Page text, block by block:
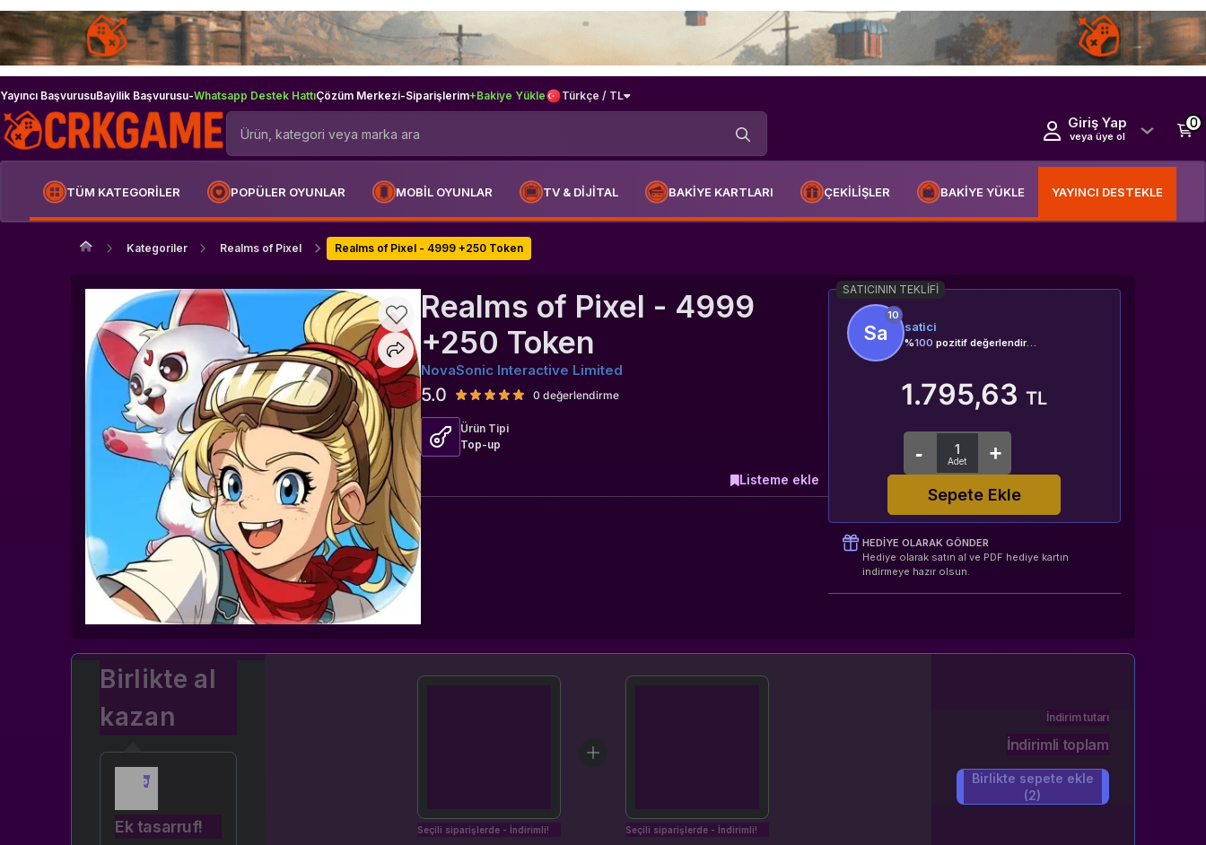
Yayıncı BaşvurusuBayilik Başvurusu-Whatsapp Destek HattıÇözüm Merkezi-Siparişlerim+Bakiye Yükle Türkçe / TL
Giriş Yap
veya üye ol
0
TÜM KATEGORİLER POPÜLER OYUNLAR MOBİL OYUNLAR TV & DİJİTAL BAKİYE KARTLARI ÇEKİLİŞLER BAKİYE YÜKLE YAYINCI DESTEKLE
Kategoriler Realms of Pixel Realms of Pixel - 4999 +250 Token
Realms of Pixel - 4999
+250 Token
NovaSonic Interactive Limited
5.0 0 değerlendirme
Ürün Tipi
Top-up
Listeme ekle
SATICININ TEKLIFI
10
Sa satici
%100 pozitif değerlendirme
1.795,63TL
Sepete Ekle
HEDIYE OLARAK GÖNDER
Hediye olarak satın al ve PDF hediye kartın
indirmeye hazır olsun.
Birlikte al
kazan
Ek tasarruf! Seçili siparişlerde - İndirimli! Seçili siparişlerde - İndirimli!
İndirim tutarı
İndirimli toplam
Birlikte sepete ekle
(2)